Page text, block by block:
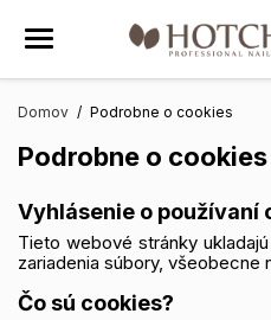
Domov Podrobne o cookies
Podrobne o cookies
Vyhlásenie o používaní
Tieto webové stránky
zariadenia súbory, všeobecne
Čo sú cookies?